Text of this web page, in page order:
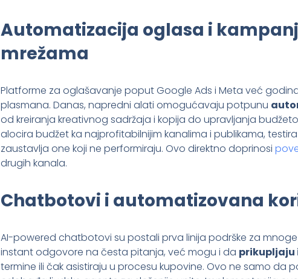
Automatizacija oglasa i
mrežama
Platforme za oglašavanje poput Google Ads i Meta već
plasmana. Danas, napredni alati omogućavaju potpunu
od kreiranja kreativnog sadržaja i kopija do upravljanja
alocira budžet ka najprofitabilnijim kanalima i publikama,
zaustavlja one koji ne performiraju. Ovo direktno doprinosi
drugih kanala.
Chatbotovi i automatizovana
AI-powered chatbotovi su postali prva linija podrške za
instant odgovore na česta pitanja, već mogu i da prikupljaju
termine ili čak asistiraju u procesu kupovine. Ovo ne samo da